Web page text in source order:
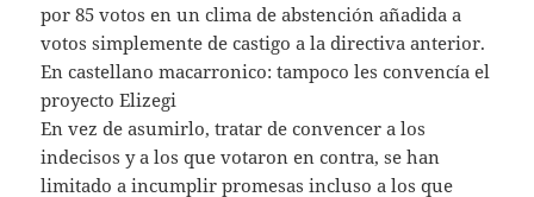
por 85 votos en un clima de abstención añadida a
votos simplemente de castigo a la directiva anterior.
En castellano macarronico: tampoco les convencía el
proyecto Elizegi
En vez de asumirlo, tratar de convencer a los
indecisos y a los que votaron en contra, se han
limitado a incumplir promesas incluso a los que